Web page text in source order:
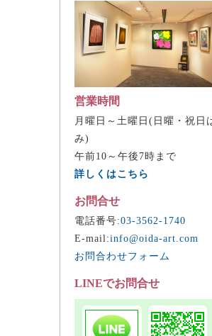
営業時間
月曜日～土曜日(日曜・祝日
み)
午前10～午後7時まで
詳しくはこちら
お問合せ
電話番号:03-3562-1740
E-mail:info@oida-art.com
お問合わせフォーム
LINEでお問合せ